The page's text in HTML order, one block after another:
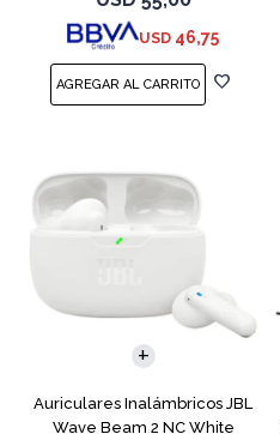
USD 46,75
Auriculares Inalámbricos JBL
Wave Beam 2 NC White